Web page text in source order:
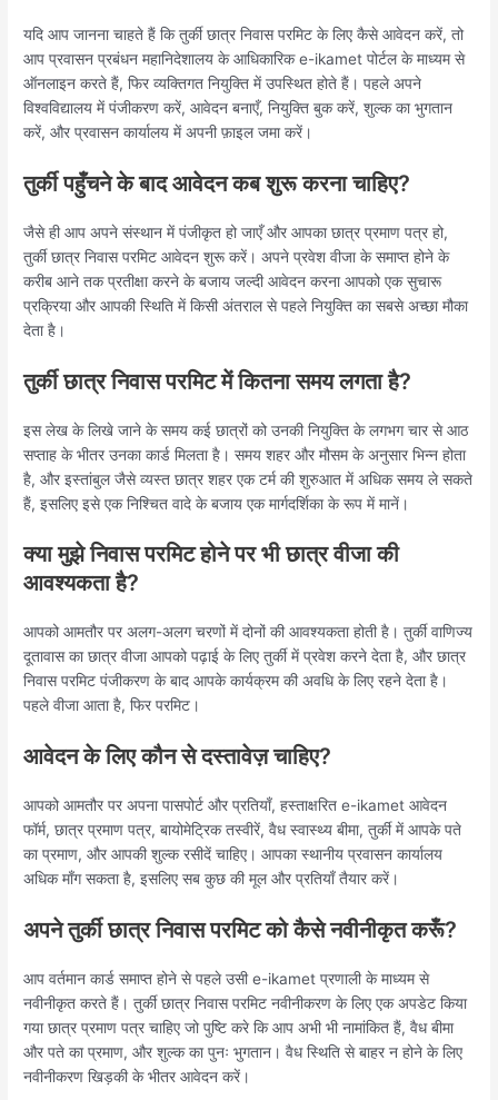
यदि आप जानना चाहते हैं कि तुर्की छात्र निवास परमिट के लिए कैसे आवेदन करें, तो
आप प्रवासन प्रबंधन महानिदेशालय के आधिकारिक e-ikamet पोर्टल के माध्यम से
ऑनलाइन करते हैं, फिर व्यक्तिगत नियुक्ति में उपस्थित होते हैं। पहले अपने
विश्वविद्यालय में पंजीकरण करें, आवेदन बनाएँ, नियुक्ति बुक करें, शुल्क का भुगतान
करें, और प्रवासन कार्यालय में अपनी फ़ाइल जमा करें।
तुर्की पहुँचने के बाद आवेदन कब शुरू करना चाहिए?
जैसे ही आप अपने संस्थान में पंजीकृत हो जाएँ और आपका छात्र प्रमाण पत्र हो,
तुर्की छात्र निवास परमिट आवेदन शुरू करें। अपने प्रवेश वीजा के समाप्त होने के
करीब आने तक प्रतीक्षा करने के बजाय जल्दी आवेदन करना आपको एक सुचारू
प्रक्रिया और आपकी स्थिति में किसी अंतराल से पहले नियुक्ति का सबसे अच्छा मौका
देता है।
तुर्की छात्र निवास परमिट में कितना समय लगता है?
इस लेख के लिखे जाने के समय कई छात्रों को उनकी नियुक्ति के लगभग चार से आठ
सप्ताह के भीतर उनका कार्ड मिलता है। समय शहर और मौसम के अनुसार भिन्न होता
है, और इस्तांबुल जैसे व्यस्त छात्र शहर एक टर्म की शुरुआत में अधिक समय ले सकते
हैं, इसलिए इसे एक निश्चित वादे के बजाय एक मार्गदर्शिका के रूप में मानें।
क्या मुझे निवास परमिट होने पर भी छात्र वीजा की
आवश्यकता है?
आपको आमतौर पर अलग-अलग चरणों में दोनों की आवश्यकता होती है। तुर्की वाणिज्य
दूतावास का छात्र वीजा आपको पढ़ाई के लिए तुर्की में प्रवेश करने देता है, और छात्र
निवास परमिट पंजीकरण के बाद आपके कार्यक्रम की अवधि के लिए रहने देता है।
पहले वीजा आता है, फिर परमिट।
आवेदन के लिए कौन से दस्तावेज़ चाहिए?
आपको आमतौर पर अपना पासपोर्ट और प्रतियाँ, हस्ताक्षरित e-ikamet आवेदन
फॉर्म, छात्र प्रमाण पत्र, बायोमेट्रिक तस्वीरें, वैध स्वास्थ्य बीमा, तुर्की में आपके पते
का प्रमाण, और आपकी शुल्क रसीदें चाहिए। आपका स्थानीय प्रवासन कार्यालय
अधिक माँग सकता है, इसलिए सब कुछ की मूल और प्रतियाँ तैयार करें।
अपने तुर्की छात्र निवास परमिट को कैसे नवीनीकृत करूँ?
आप वर्तमान कार्ड समाप्त होने से पहले उसी e-ikamet प्रणाली के माध्यम से
नवीनीकृत करते हैं। तुर्की छात्र निवास परमिट नवीनीकरण के लिए एक अपडेट किया
गया छात्र प्रमाण पत्र चाहिए जो पुष्टि करे कि आप अभी भी नामांकित हैं, वैध बीमा
और पते का प्रमाण, और शुल्क का पुनः भुगतान। वैध स्थिति से बाहर न होने के लिए
नवीनीकरण खिड़की के भीतर आवेदन करें।